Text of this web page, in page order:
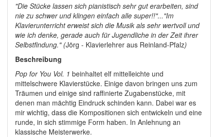
"Die Stücke lassen sich pianistisch sehr gut erarbeiten, sind
nie zu schwer und klingen einfach alle super!!"..."Im
Klavierunterricht erweist sich die Musik als sehr wertvoll und
wie ich denke, gerade auch für Jugendliche in der Zeit ihrer
Selbstfindung." (Jörg - Klavierlehrer aus Reinland-Pfalz)
Beschreibung
Pop for You Vol. 1 beinhaltet elf mittelleichte und
mittelschwere Klavierstücke. Einige davon bringen uns zum
Träumen und einige sind raffinierte Zugabenstücke, mit
denen man mächtig Eindruck schinden kann. Dabei war es
mir wichtig, dass die Kompositionen sich entwickeln und eine
runde, in sich stimmige Form haben. In Anlehnung an
klassische Meisterwerke.